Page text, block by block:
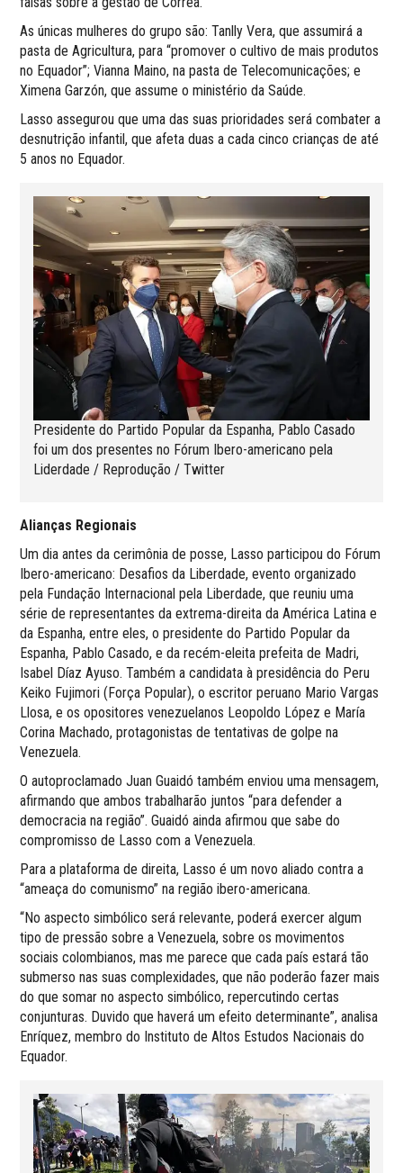
As únicas mulheres do grupo são: Tanlly Vera, que assumirá a
pasta de Agricultura, para “promover o cultivo de mais produtos
no Equador”; Vianna Maino, na pasta de Telecomunicações; e
Ximena Garzón, que assume o ministério da Saúde.
Lasso assegurou que uma das suas prioridades será combater a
desnutrição infantil, que afeta duas a cada cinco crianças de até
5 anos no Equador.
Presidente do Partido Popular da Espanha, Pablo Casado
foi um dos presentes no Fórum Ibero-americano pela
Liderdade / Reprodução / Twitter
Alianças Regionais
Um dia antes da cerimônia de posse, Lasso participou do Fórum
Ibero-americano: Desafios da Liberdade, evento organizado
pela Fundação Internacional pela Liberdade, que reuniu uma
série de representantes da extrema-direita da América Latina e
da Espanha, entre eles, o presidente do Partido Popular da
Espanha, Pablo Casado, e da recém-eleita prefeita de Madri,
Isabel Díaz Ayuso. Também a candidata à presidência do Peru
Keiko Fujimori (Força Popular), o escritor peruano Mario Vargas
Llosa, e os opositores venezuelanos Leopoldo López e María
Corina Machado, protagonistas de tentativas de golpe na
Venezuela.
O autoproclamado Juan Guaidó também enviou uma mensagem,
afirmando que ambos trabalharão juntos “para defender a
democracia na região”. Guaidó ainda afirmou que sabe do
compromisso de Lasso com a Venezuela.
Para a plataforma de direita, Lasso é um novo aliado contra a
“ameaça do comunismo” na região ibero-americana.
“No aspecto simbólico será relevante, poderá exercer algum
tipo de pressão sobre a Venezuela, sobre os movimentos
sociais colombianos, mas me parece que cada país estará tão
submerso nas suas complexidades, que não poderão fazer mais
do que somar no aspecto simbólico, repercutindo certas
conjunturas. Duvido que haverá um efeito determinante”, analisa
Enríquez, membro do Instituto de Altos Estudos Nacionais do
Equador.